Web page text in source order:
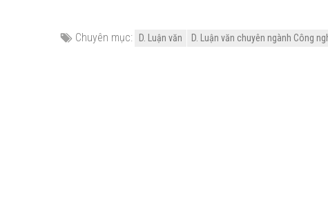
Chuyên mục: D. Luận văn D. Luận văn chuyên ngành Công